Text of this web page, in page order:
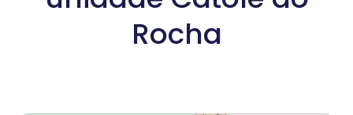
Rocha